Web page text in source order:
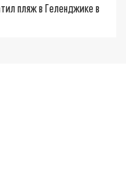
пляж в Геленджике в